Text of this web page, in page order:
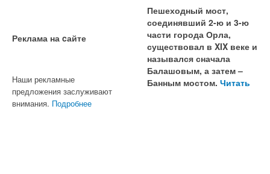
Реклама на cайте
Наши рекламные
предложения заслуживают
внимания. Подробнее
Пешеходный мост,
соединявший 2-ю и 3-ю
части города Орла,
существовал в XIX веке и
назывался сначала
Балашовым, а затем –
Банным мостом. Читать